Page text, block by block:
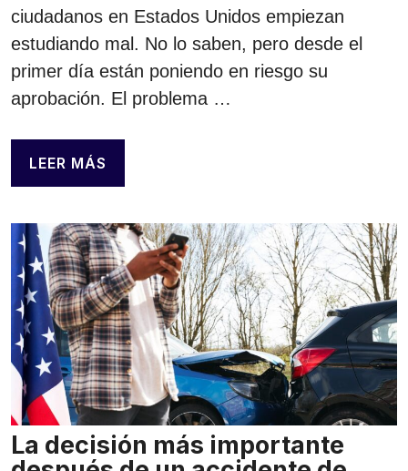
ciudadanos en Estados Unidos empiezan
estudiando mal. No lo saben, pero desde el
primer día están poniendo en riesgo su
aprobación. El problema …
LEER MÁS
La decisión más importante